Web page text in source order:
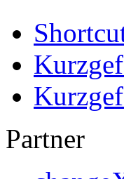
Partner